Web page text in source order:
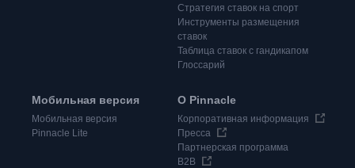
Стратегия ставок на спорт
Инструменты размещения
ставок
Таблица ставок с гандикапом
Глоссарий
Мобильная версия
Мобильная версия
Pinnacle Lite
О Pinnacle
Корпоративная информация
Пресса
Партнерская программа
B2B